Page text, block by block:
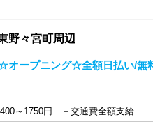
野々宮町周辺
☆オープニング☆全額日払い/無
～1750円 ＋交通費全額支給